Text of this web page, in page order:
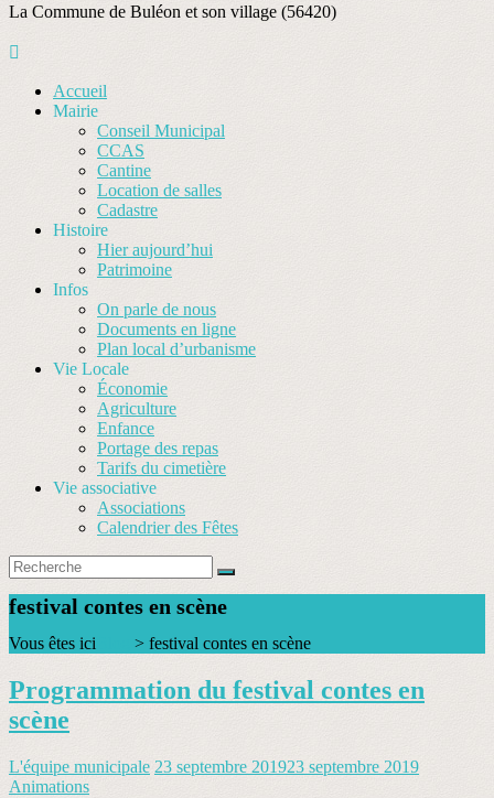
La Commune de Buléon et son village (56420)
Accueil
Mairie
Conseil Municipal
CCAS
Cantine
Location de salles
Cadastre
Histoire
Hier aujourd’hui
Patrimoine
Infos
On parle de nous
Documents en ligne
Plan local d’urbanisme
Vie Locale
Économie
Agriculture
Enfance
Portage des repas
Tarifs du cimetière
Vie associative
Associations
Calendrier des Fêtes
festival contes en scène
Vous êtes ici > festival contes en scène
Programmation du festival contes en
scène
L'équipe municipale 23 septembre 201923 septembre 2019
Animations